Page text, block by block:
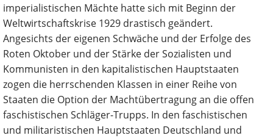
imperialistischen Mächte hatte sich mit Beginn der
Weltwirtschaftskrise 1929 drastisch geändert.
Angesichts der eigenen Schwäche und der Erfolge des
Roten Oktober und der Stärke der Sozialisten und
Kommunisten in den kapitalistischen Hauptstaaten
zogen die herrschenden Klassen in einer Reihe von
Staaten die Option der Machtübertragung an die offen
faschistischen Schläger-Trupps. In den faschistischen
und militaristischen Hauptstaaten Deutschland und